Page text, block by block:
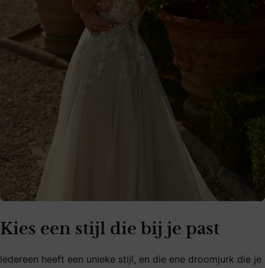
Kies een stijl die bij je past
Iedereen heeft een unieke stijl, en die ene droomjurk die je